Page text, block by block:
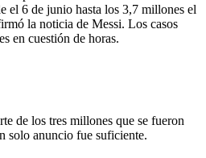
el 6 de junio hasta los 3,7 millones el
la noticia de Messi. Los casos
en cuestión de horas.
de los tres millones que se fueron
solo anuncio fue suficiente.